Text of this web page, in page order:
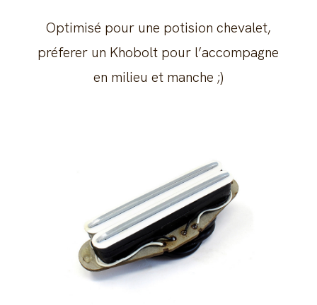
Optimisé pour une potision chevalet,
préferer un Khobolt pour l’accompagne
en milieu et manche ;)